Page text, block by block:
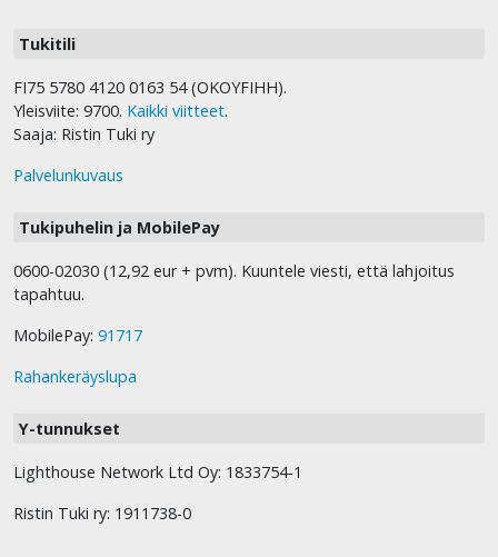
Tukitili
FI75 5780 4120 0163 54 (OKOYFIHH).
Yleisviite: 9700. Kaikki viitteet.
Saaja: Ristin Tuki ry
Palvelunkuvaus
Tukipuhelin ja MobilePay
0600-02030 (12,92 eur + pvm). Kuuntele viesti, että lahjoitus
tapahtuu.
MobilePay: 91717
Rahankeräyslupa
Y-tunnukset
Lighthouse Network Ltd Oy: 1833754-1
Ristin Tuki ry: 1911738-0